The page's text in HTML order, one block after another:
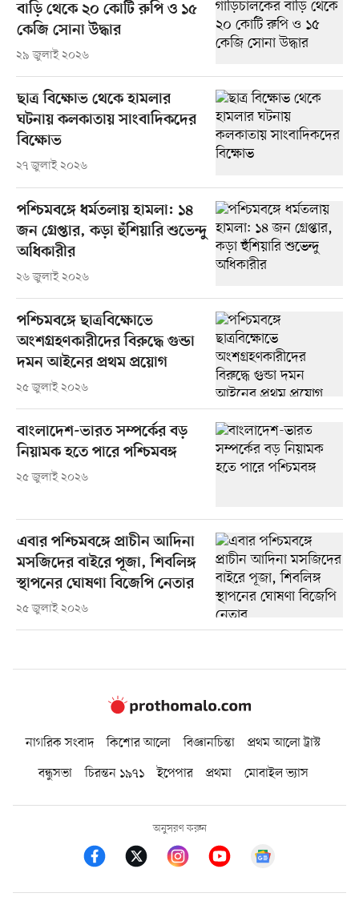
বাড়ি থেকে ২০ কোটি রুপি ও ১৫
কেজি সোনা উদ্ধার
২৯ জুলাই ২০২৬
ছাত্র বিক্ষোভ থেকে হামলার
ঘটনায় কলকাতায় সাংবাদিকদের
বিক্ষোভ
২৭ জুলাই ২০২৬
পশ্চিমবঙ্গে ধর্মতলায় হামলা: ১৪
জন গ্রেপ্তার, কড়া হুঁশিয়ারি শুভেন্দু
অধিকারীর
২৬ জুলাই ২০২৬
পশ্চিমবঙ্গে ছাত্রবিক্ষোভে
অংশগ্রহণকারীদের বিরুদ্ধে গুন্ডা
দমন আইনের প্রথম প্রয়োগ
২৫ জুলাই ২০২৬
বাংলাদেশ-ভারত সম্পর্কের বড়
নিয়ামক হতে পারে পশ্চিমবঙ্গ
২৫ জুলাই ২০২৬
এবার পশ্চিমবঙ্গে প্রাচীন আদিনা
মসজিদের বাইরে পূজা, শিবলিঙ্গ
স্থাপনের ঘোষণা বিজেপি নেতার
২৫ জুলাই ২০২৬
নাগরিক সংবাদ কিশোর আলো বিজ্ঞানচিন্তা
প্রথম আলো ট্রাস্ট
বন্ধুসভা
চিরন্তন ১৯৭১ ইপেপার প্রথমা মোবাইল ভ্যাস
অনুসরণ করুন